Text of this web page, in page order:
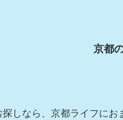
京都
しなら、京都ライフに